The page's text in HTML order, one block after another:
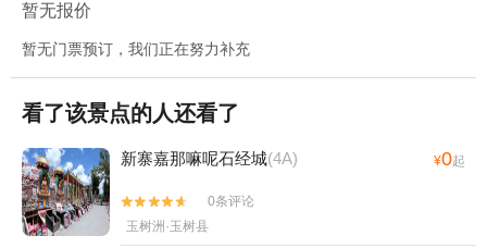
暂无报价
暂无门票预订，我们正在努力补充
看了该景点的人还看了
新寨嘉那嘛呢石经城(4A) ¥0起


0条评论
玉树洲·玉树县